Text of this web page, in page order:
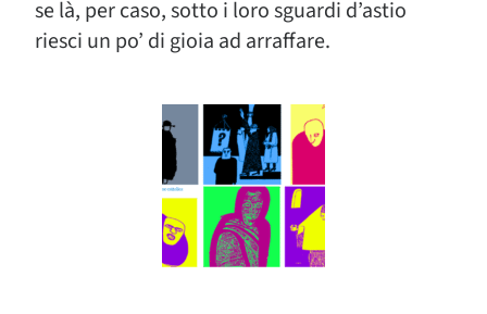
se là, per caso, sotto i loro sguardi d’astio
riesci un po’ di gioia ad arraffare.